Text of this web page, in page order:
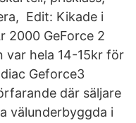
Edit: Kikade i
2000 GeForce 2
var hela 14-15kr för
Geforce3
där säljare
välunderbyggda i